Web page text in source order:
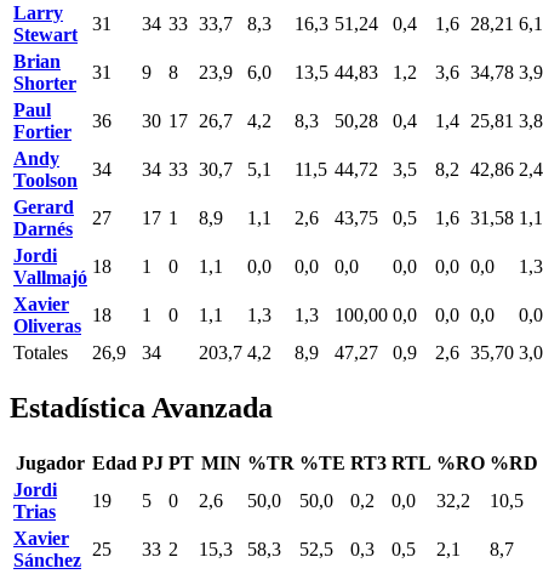
Larry
Stewart
31 34 33 33,7 8,3 16,3 51,24 0,4 1,6 28,21 6,1
Brian
Shorter
31 9 8 23,9 6,0 13,5 44,83 1,2 3,6 34,78 3,9
Paul
Fortier
36 30 17 26,7 4,2 8,3 50,28 0,4 1,4 25,81 3,8
Andy
Toolson
34 34 33 30,7 5,1 11,5 44,72 3,5 8,2 42,86 2,4
Gerard
Darnés
27 17 1 8,9 1,1 2,6 43,75 0,5 1,6 31,58 1,1
Jordi
Vallmajó
18 1 0 1,1 0,0 0,0 0,0 0,0 0,0 0,0
1,3
Xavier
Oliveras
18 1 0 1,1 1,3 1,3 100,00 0,0 0,0 0,0
0,0
Totales
26,9 34 203,7 4,2 8,9 47,27 0,9 2,6 35,70 3,0
Estadística Avanzada
Jugador Edad PJ PT MIN %TR %TE RT3 RTL %RO %RD
Jordi
Trias
19 5 0 2,6 50,0 50,0 0,2 0,0 32,2
10,5
Xavier
Sánchez
25 33 2 15,3 58,3 52,5 0,3 0,5 2,1
8,7